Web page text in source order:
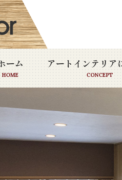
ーム
HOME
アートインテリア
CONCEPT